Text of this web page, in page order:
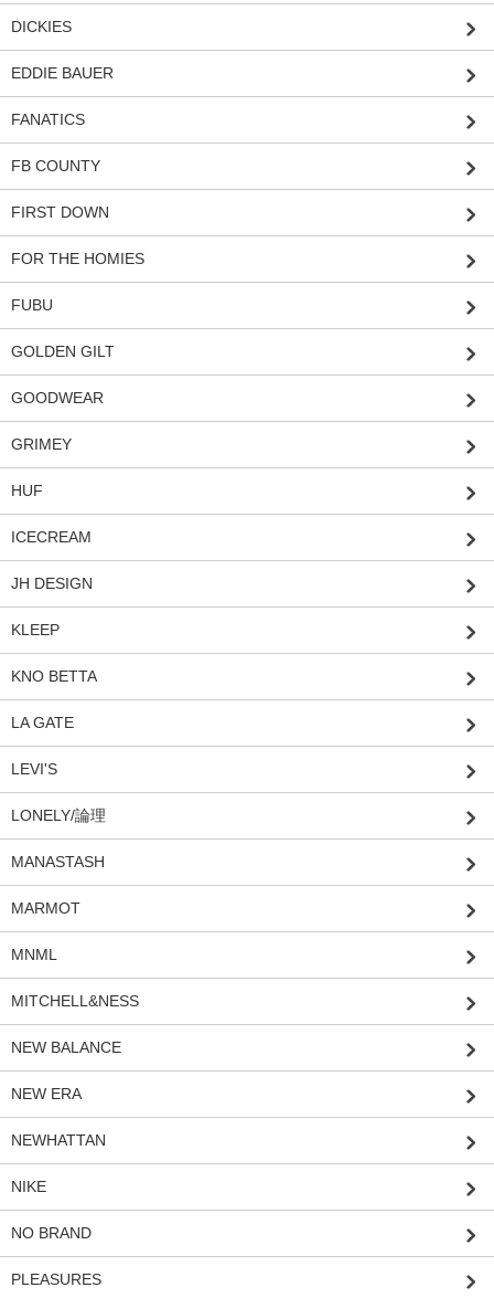
DICKIES
EDDIE BAUER
FANATICS
FB COUNTY
FIRST DOWN
FOR THE HOMIES
FUBU
GOLDEN GILT
GOODWEAR
GRIMEY
HUF
ICECREAM
JH DESIGN
KLEEP
KNO BETTA
LA GATE
LEVI'S
LONELY/論理
MANASTASH
MARMOT
MNML
MITCHELL&NESS
NEW BALANCE
NEW ERA
NEWHATTAN
NIKE
NO BRAND
PLEASURES